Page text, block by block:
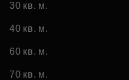
30 кв. м.
40 кв. м.
60 кв. м.
70 кв. м.